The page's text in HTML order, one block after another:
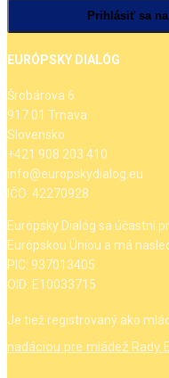
EURÓPSKY DIALÓG
Šrobárova 6
917 01 Trnava
Slovensko
+421 908 203 410
info@europskydialog.eu
IČO: 42270928
Európsky Dialóg sa účastní
Európskou Úniou a má
PIC: 937013405
OID: E10033715
Je tiež registrovaný ako
nadáciou pre mládež Rady